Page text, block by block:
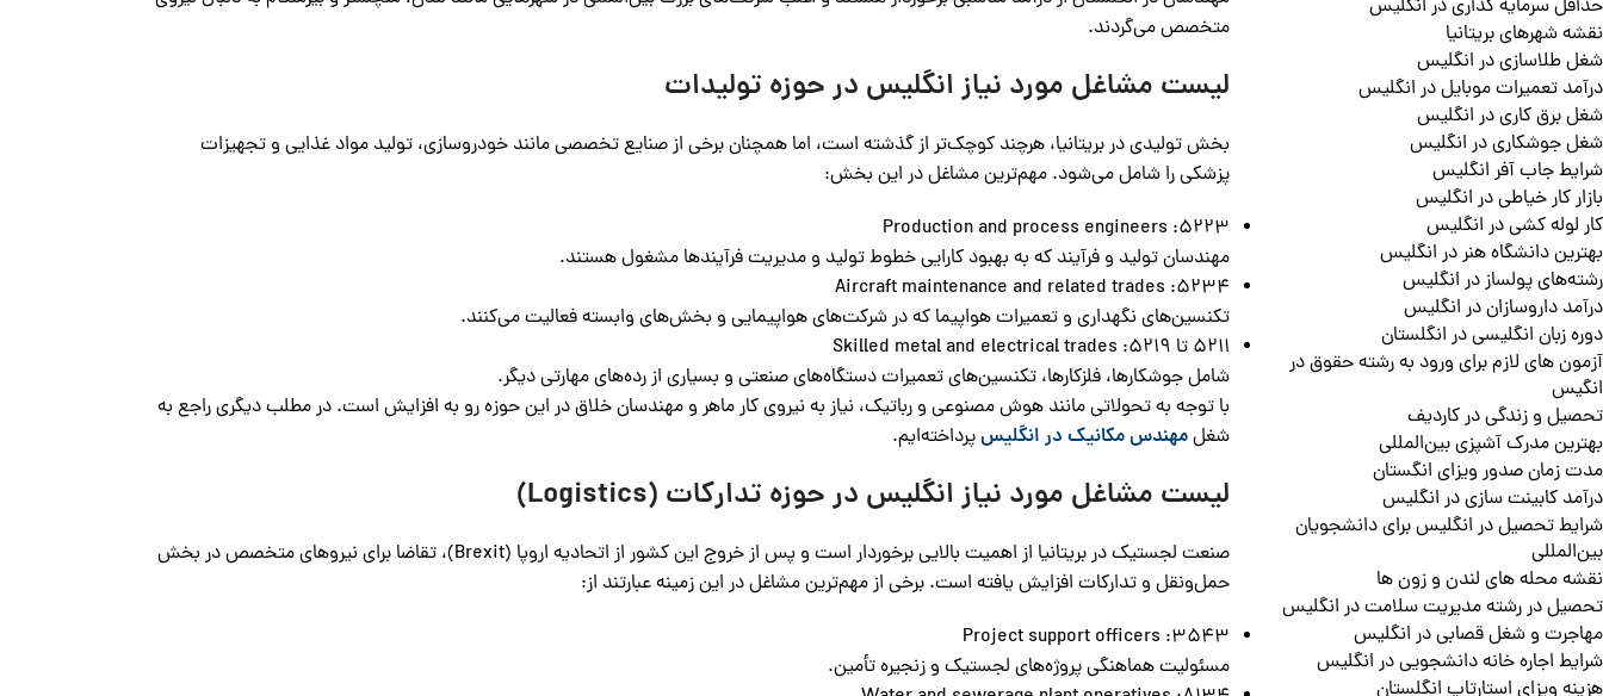
حداقل سرمایه گذاری در انگلیس
نقشه شهرهای بریتانیا
شغل طلاسازی در انگلیس
درآمد تعمیرات موبایل در انگلیس
شغل برق کاری در انگلیس
شغل جوشکاری در انگلیس
شرایط جاب آفر انگلیس
بازار کار خیاطی در انگلیس
کار لوله کشی در انگلیس
بهترین دانشگاه هنر در انگلیس
رشته‌های پولساز در انگلیس
درآمد داروسازان در انگلیس
دوره زبان انگلیسی در انگلستان
آزمون های لازم برای ورود به رشته حقوق در
انگیس
تحصیل و زندگی در کاردیف
بهترین مدرک آشپزی بین‌المللی
مدت زمان صدور ویزای انگستان
درآمد کابینت سازی در انگلیس
شرایط تحصیل در انگلیس برای دانشجویان
بین‌المللی
نقشه محله های لندن و زون ها
تحصیل در رشته مدیریت سلامت در انگلیس
مهاجرت و شغل قصابی در انگلیس
شرایط اجاره خانه دانشجویی در انگلیس
هزینه ویزای استارتاپ انگلستان
متخصص می‌گردند.
لیست مشاغل مورد نیاز انگلیس در حوزه تولیدات
بخش تولیدی در بریتانیا، هرچند کوچک‌تر از گذشته است، اما همچنان برخی از صنایع تخصصی مانند خودروسازی، تولید مواد غذایی و تجهیزات
پزشکی را شامل می‌شود. مهم‌ترین مشاغل در این بخش:
5223: Production and process engineers
مهندسان تولید و فرآیند که به بهبود کارایی خطوط تولید و مدیریت فرآیندها مشغول هستند.
5234: Aircraft maintenance and related trades
تکنسین‌های نگهداری و تعمیرات هواپیما که در شرکت‌های هواپیمایی و بخش‌های وابسته فعالیت می‌کنند.
5211 تا 5219: Skilled metal and electrical trades
شامل جوشکارها، فلزکارها، تکنسین‌های تعمیرات دستگاه‌های صنعتی و بسیاری از رده‌های مهارتی دیگر.
با توجه به تحولاتی مانند هوش مصنوعی و رباتیک، نیاز به نیروی کار ماهر و مهندسان خلاق در این حوزه رو به افزایش است. در مطلب دیگری راجع به
شغلمهندس مکانیک در انگلیسپرداخته‌ایم.
لیست مشاغل مورد نیاز انگلیس در حوزه تدارکات (Logistics)
صنعت لجستیک در بریتانیا از اهمیت بالایی برخوردار است و پس از خروج این کشور از اتحادیه اروپا (Brexit)، تقاضا برای نیروهای متخصص در بخش
حمل‌ونقل و تدارکات افزایش یافته است. برخی از مهم‌ترین مشاغل در این زمینه عبارتند از:
3543: Project support officers
مسئولیت هماهنگی پروژه‌های لجستیک و زنجیره تأمین.